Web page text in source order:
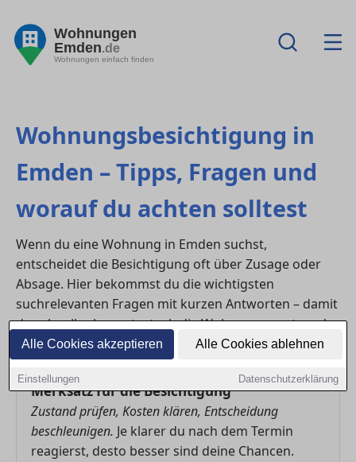
Alle Cookies akzeptieren Alle Cookies ablehnen
Einstellungen Datenschutzerklärung
Wohnungen
Emden.de
Wohnungen einfach finden
Wohnungsbesichtigung in
Emden – Tipps, Fragen und
worauf du achten solltest
Wenn du eine Wohnung in Emden suchst,
entscheidet die Besichtigung oft über Zusage oder
Absage. Hier bekommst du die wichtigsten
suchrelevanten Fragen mit kurzen Antworten – damit
du schneller bewertest, ob die Wohnung passt, und
wie du deine Chancen im nächsten Schritt erhöhst.
Merksatz für die Besichtigung
Zustand prüfen, Kosten klären, Entscheidung
beschleunigen. Je klarer du nach dem Termin
reagierst, desto besser sind deine Chancen.